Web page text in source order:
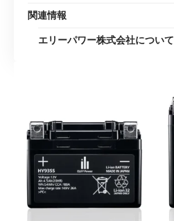
関連情報
エリーパワー株式会社について